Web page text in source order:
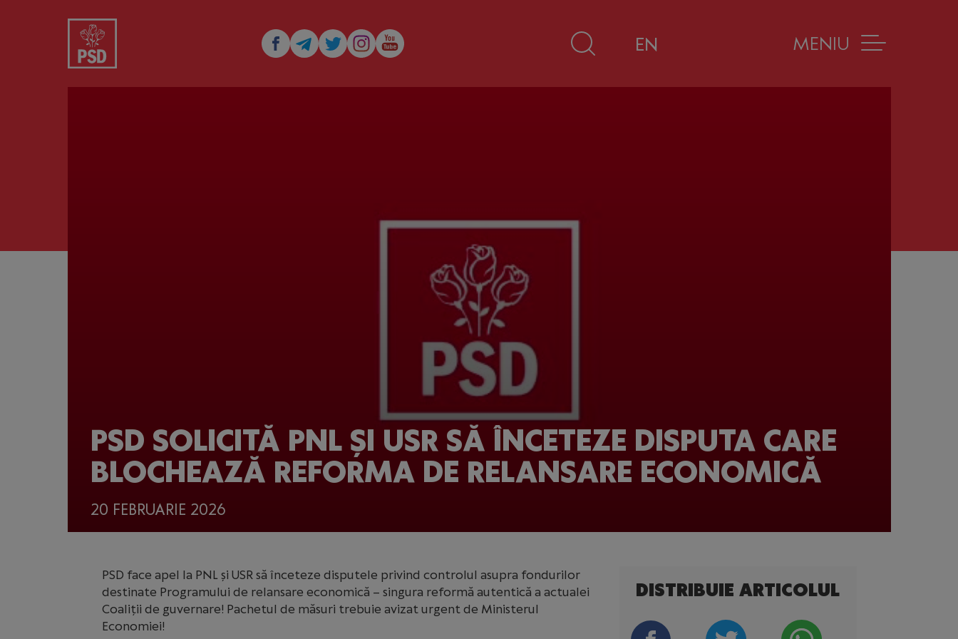
EN MENIU
20 FEBRUARIE 2026
PSD SOLICITĂ PNL ȘI USR SĂ ÎNCETEZE DISPUTA CARE
BLOCHEAZĂ REFORMA DE RELANSARE ECONOMICĂ
PSD face apel la PNL și USR să înceteze disputele privind controlul asupra fondurilor
destinate Programului de relansare economică – singura reformă autentică a actualei
Coaliții de guvernare! Pachetul de măsuri trebuie avizat urgent de Ministerul
Economiei!
DISTRIBUIE ARTICOLUL